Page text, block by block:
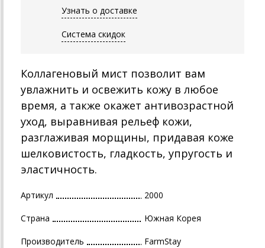
Узнать о доставке
Система скидок
Коллагеновый мист позволит вам
увлажнить и освежить кожу в любое
время, а также окажет антивозрастной
уход, выравнивая рельеф кожи,
разглаживая морщины, придавая коже
шелковистость, гладкость, упругость и
эластичность.
Артикул 2000
Страна Южная Корея
Производитель FarmStay